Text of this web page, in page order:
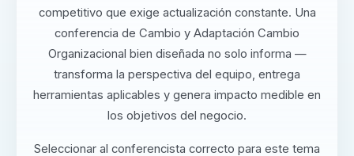
competitivo que exige actualización constante. Una
conferencia de Cambio y Adaptación Cambio
Organizacional bien diseñada no solo informa —
transforma la perspectiva del equipo, entrega
herramientas aplicables y genera impacto medible en
los objetivos del negocio.
Seleccionar al conferencista correcto para este tema